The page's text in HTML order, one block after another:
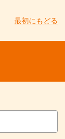
最初にもどる